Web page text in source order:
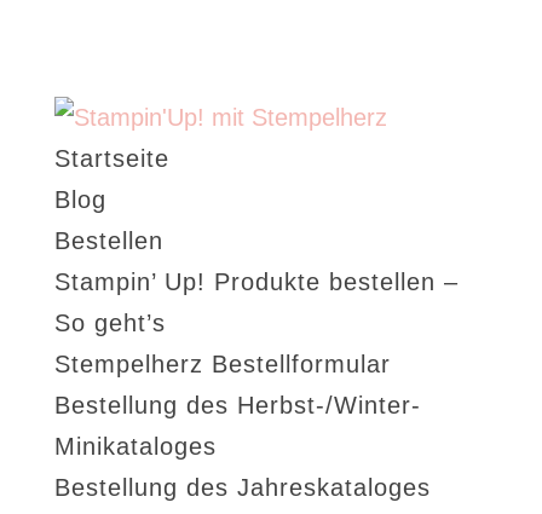
Startseite
Blog
Bestellen
Stampin’ Up! Produkte bestellen –
So geht’s
Stempelherz Bestellformular
Bestellung des Herbst-/Winter-
Minikataloges
Bestellung des Jahreskataloges